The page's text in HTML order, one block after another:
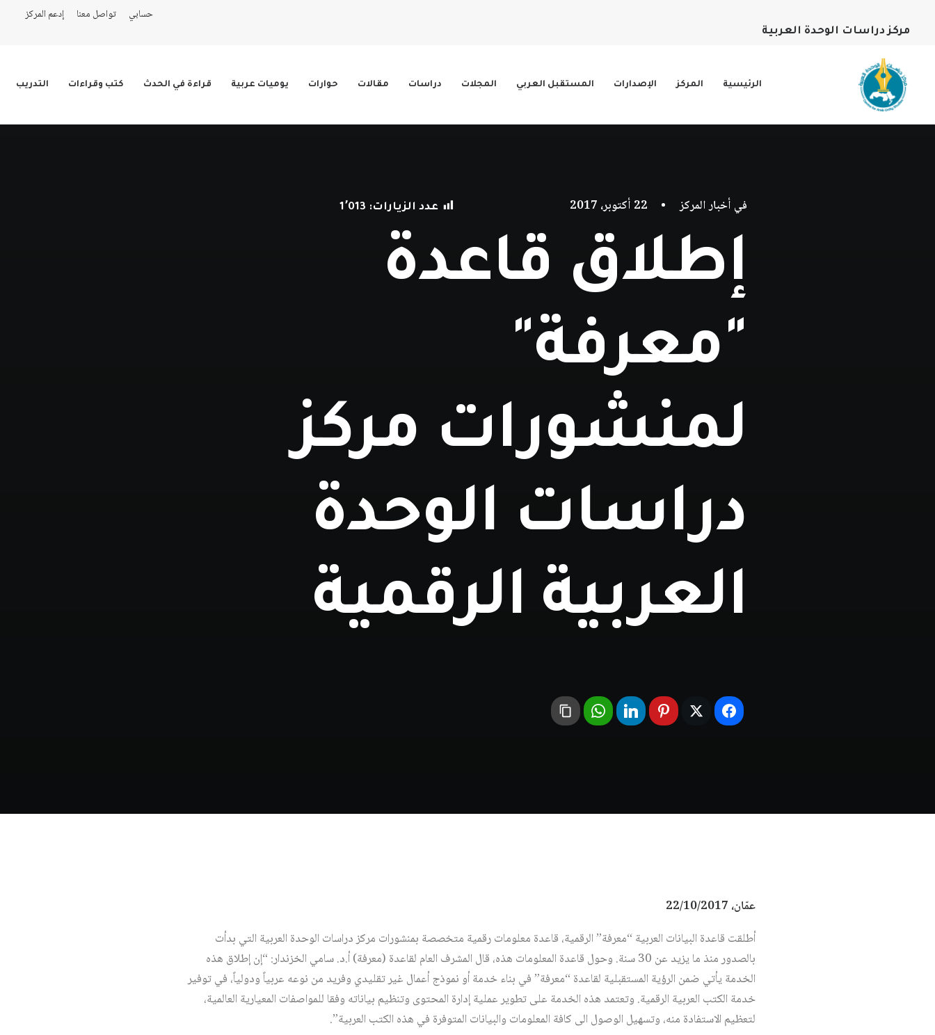
مركز دراسات الوحدة العربية
حسابي تواصل معنا إدعم المركز
الرئيسية المركز الإصدارات المستقبل العربي المجلات دراسات مقالات حوارات يوميات عربية قراءة في الحدث كتب وقراءات التدريب
في أخبار المركز • 22 أكتوبر، 2017 عدد الزيارات: 1٬013
إطلاق قاعدة
"معرفة"
لمنشورات مركز
دراسات الوحدة
العربية الرقمية
عمّان، 22/10/2017
أطلقت قاعدة البيانات العربية “معرفة” الرقمية، قاعدة معلومات رقمية متخصصة بمنشورات مركز دراسات الوحدة العربية التي بدأت
بالصدور منذ ما يزيد عن 30 سنة. وحول قاعدة المعلومات هذه، قال المشرف العام لقاعدة (معرفة) أ.د. سامي الخزندار: “إن إطلاق هذه
الخدمة يأتي ضمن الرؤية المستقبلية لقاعدة “معرفة” في بناء خدمة أو نموذج أعمال غير تقليدي وفريد من نوعه عربياً ودولياً، في توفير
خدمة الكتب العربية الرقمية. وتعتمد هذه الخدمة على تطوير عملية إدارة المحتوى وتنظيم بياناته وفقا للمواصفات المعيارية العالمية،
لتعظيم الاستفادة منه، وتسهيل الوصول الى كافة المعلومات والبيانات المتوفرة في هذه الكتب العربية”.